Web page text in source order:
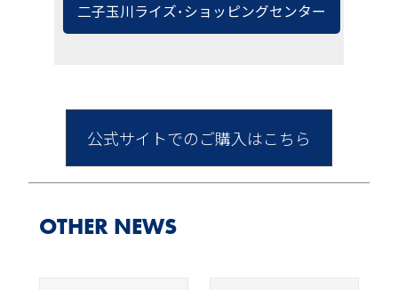
二子玉川ライズ･ショッピングセンター
公式サイトでのご購入はこちら
OTHER NEWS